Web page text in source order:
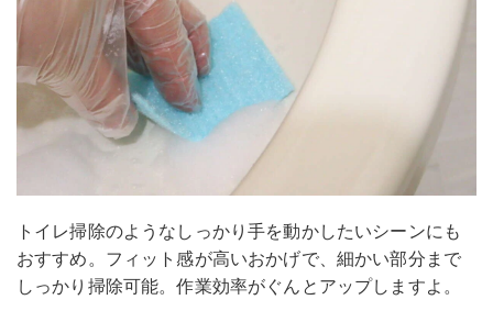
トイレ掃除のようなしっかり手を動かしたいシーンにも
おすすめ。フィット感が高いおかげで、細かい部分まで
しっかり掃除可能。作業効率がぐんとアップしますよ。